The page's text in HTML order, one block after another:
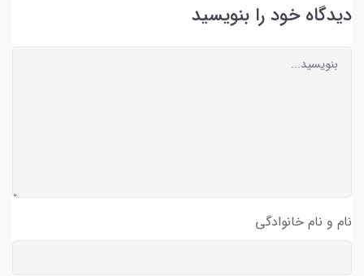
دیدگاه خود را بنویسید
نام و نام خانوادگی